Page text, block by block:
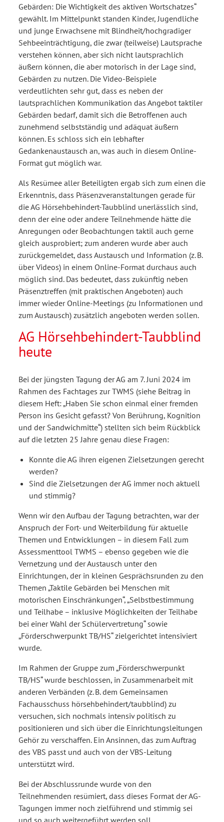
Gebärden: Die Wichtigkeit des aktiven Wortschatzes“
gewählt. Im Mittelpunkt standen Kinder, Jugendliche
und junge Erwachsene mit Blindheit/hochgradiger
Sehbeeinträchtigung, die zwar (teilweise) Lautsprache
verstehen können, aber sich nicht lautsprachlich
äußern können, die aber motorisch in der Lage sind,
Gebärden zu nutzen. Die Video-Beispiele
verdeutlichten sehr gut, dass es neben der
lautsprachlichen Kommunikation das Angebot taktiler
Gebärden bedarf, damit sich die Betroffenen auch
zunehmend selbstständig und adäquat äußern
können. Es schloss sich ein lebhafter
Gedankenaustausch an, was auch in diesem Online-
Format gut möglich war.
Als Resümee aller Beteiligten ergab sich zum einen die
Erkenntnis, dass Präsenzveranstaltungen gerade für
die AG Hörsehbehindert-Taubblind unerlässlich sind,
denn der eine oder andere Teilnehmende hätte die
Anregungen oder Beobachtungen taktil auch gerne
gleich ausprobiert; zum anderen wurde aber auch
zurückgemeldet, dass Austausch und Information (z. B.
über Videos) in einem Online-Format durchaus auch
möglich sind. Das bedeutet, dass zukünftig neben
Präsenztreffen (mit praktischen Angeboten) auch
immer wieder Online-Meetings (zu Informationen und
zum Austausch) zusätzlich angeboten werden sollen.
AG Hörsehbehindert-Taubblind
heute
Bei der jüngsten Tagung der AG am 7. Juni 2024 im
Rahmen des Fachtages zur TWMS (siehe Beitrag in
diesem Heft: „Haben Sie schon einmal einer fremden
Person ins Gesicht gefasst? Von Berührung, Kognition
und der Sandwichmitte“) stellten sich beim Rückblick
auf die letzten 25 Jahre genau diese Fragen:
Konnte die AG ihren eigenen Zielsetzungen gerecht
werden?
Sind die Zielsetzungen der AG immer noch aktuell
und stimmig?
Wenn wir den Aufbau der Tagung betrachten, war der
Anspruch der Fort- und Weiterbildung für aktuelle
Themen und Entwicklungen – in diesem Fall zum
Assessmenttool TWMS – ebenso gegeben wie die
Vernetzung und der Austausch unter den
Einrichtungen, der in kleinen Gesprächsrunden zu den
Themen „Taktile Gebärden bei Menschen mit
motorischen Einschränkungen“, „Selbstbestimmung
und Teilhabe – inklusive Möglichkeiten der Teilhabe
bei einer Wahl der Schülervertretung“ sowie
„Förderschwerpunkt TB/HS“ zielgerichtet intensiviert
wurde.
Im Rahmen der Gruppe zum „Förderschwerpunkt
TB/HS“ wurde beschlossen, in Zusammenarbeit mit
anderen Verbänden (z. B. dem Gemeinsamen
Fachausschuss hörsehbehindert/taubblind) zu
versuchen, sich nochmals intensiv politisch zu
positionieren und sich über die Einrichtungsleitungen
Gehör zu verschaffen. Ein Ansinnen, das zum Auftrag
des VBS passt und auch von der VBS-Leitung
unterstützt wird.
Bei der Abschlussrunde wurde von den
Teilnehmenden resümiert, dass dieses Format der AG-
Tagungen immer noch zielführend und stimmig sei
und so auch weitergeführt werden soll.